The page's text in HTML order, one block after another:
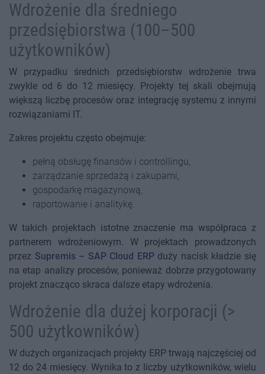
Wdrożenie dla średniego
przedsiębiorstwa (100–500
użytkowników)
W przypadku średnich przedsiębiorstw wdrożenie trwa
zwykle od 6 do 12 miesięcy. Projekty tej skali obejmują
większą liczbę procesów oraz integrację systemu z innymi
rozwiązaniami IT.
Zakres projektu często obejmuje:
pełną obsługę finansów i controllingu,
zarządzanie sprzedażą i zakupami,
gospodarkę magazynową,
raportowanie i analitykę.
W takich projektach istotne znaczenie ma współpraca z
partnerem wdrożeniowym. W projektach prowadzonych
przez Supremis – SAP Cloud ERPduży nacisk kładzie się
na etap analizy procesów, ponieważ dobrze przygotowany
projekt znacząco skraca dalsze etapy wdrożenia.
Wdrożenie dla dużej korporacji (>
500 użytkowników)
W dużych organizacjach projekty ERP trwają najczęściej od
12 do 24 miesięcy. Wynika to z liczby użytkowników, wielu